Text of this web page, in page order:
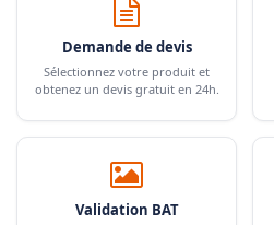
Demande de devis
Sélectionnez votre produit et
obtenez un devis gratuit en 24h.
Validation BAT